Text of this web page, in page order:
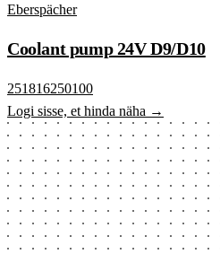
Eberspächer
Coolant pump 24V D9/D10
251816250100
Logi sisse, et hinda näha →